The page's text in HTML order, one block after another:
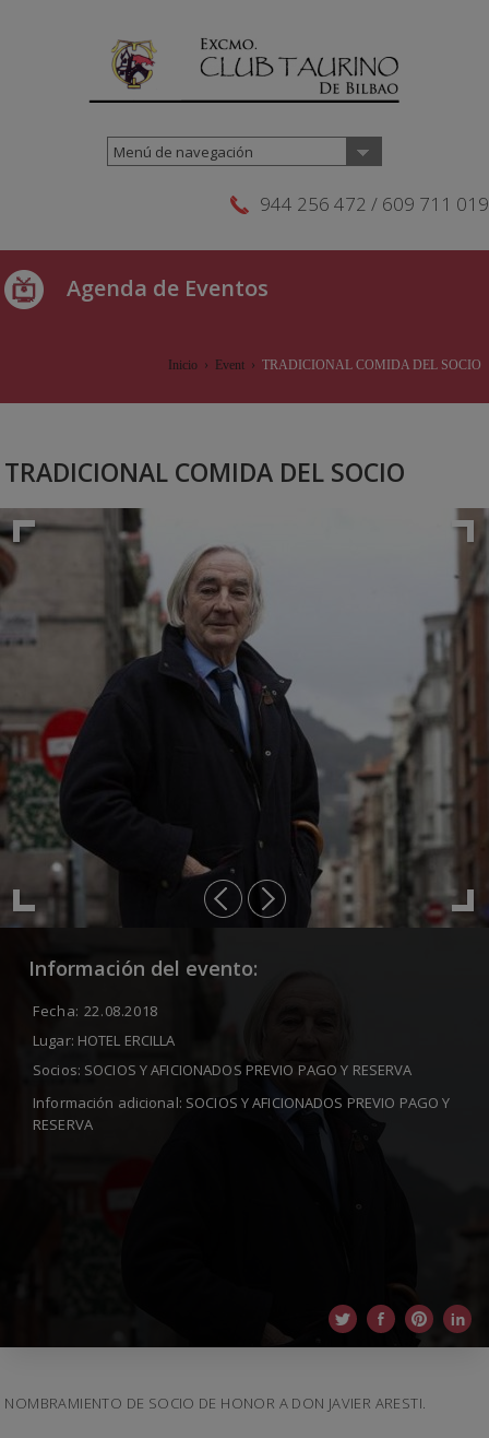
Menú de navegación
944 256 472 / 609 711 019
Agenda de Eventos
Inicio› Event› TRADICIONAL COMIDA DEL SOCIO
TRADICIONAL COMIDA DEL SOCIO
Información del evento:
Fecha: 22.08.2018
Lugar: HOTEL ERCILLA
Socios: SOCIOS Y AFICIONADOS PREVIO PAGO Y RESERVA
Información adicional: SOCIOS Y AFICIONADOS PREVIO PAGO Y
RESERVA
NOMBRAMIENTO DE SOCIO DE HONOR A DON JAVIER ARESTI.